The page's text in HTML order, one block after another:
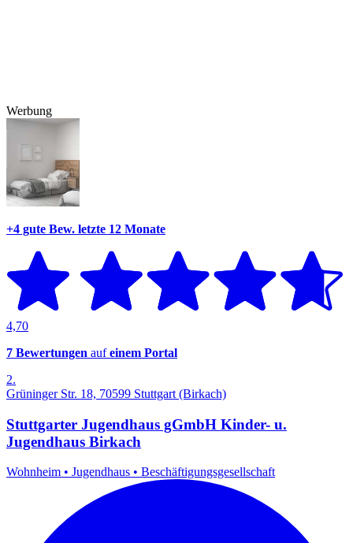
Werbung
+4 gute Bew. letzte 12 Monate
4,70
7 Bewertungen aufeinem Portal
2.
Grüninger Str. 18, 70599 Stuttgart (Birkach)
Stuttgarter Jugendhaus gGmbH Kinder- u.
Jugendhaus Birkach
Wohnheim • Jugendhaus • Beschäftigungsgesellschaft